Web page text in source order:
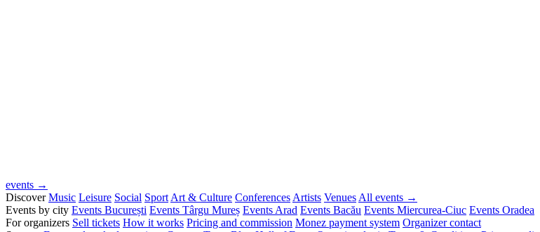
events →
Discover Music Leisure Social Sport Art & Culture Conferences Artists Venues All events →
Events by city Events București Events Târgu Mureș Events Arad Events Bacău Events Miercurea-Ciuc Events Oradea
For organizers Sell tickets How it works Pricing and commission Monez payment system Organizer contact